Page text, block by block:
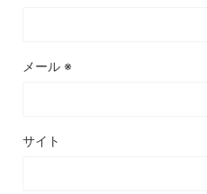
メール ※
サイト